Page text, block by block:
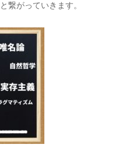
繋がっていきます。